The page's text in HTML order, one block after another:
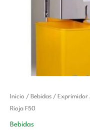
Inicio / Bebidas / Exprimidor
Rioja F50
Bebidas
El
Exprimidor
Automático
25